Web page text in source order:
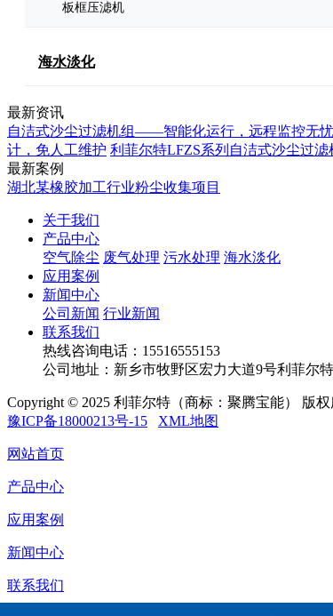
板框压滤机
海水淡化
最新资讯
自洁式沙尘过滤机组——智能化运行，远程监控无忧
计，免人工维护 利菲尔特LFZS系列自洁式沙尘过
最新案例
湖北某橡胶加工行业粉尘收集项目
关于我们
产品中心
空气除尘 废气处理 污水处理 海水淡化
应用案例
新闻中心
公司新闻 行业新闻
联系我们
热线咨询电话： 15516555153
公司地址：新乡市牧野区宏力大道9号利菲尔
Copyright © 2025 利菲尔特（商标：聚腾宝能） 版
豫ICP备18000213号-15
XML地图
网站首页
产品中心
应用案例
新闻中心
联系我们